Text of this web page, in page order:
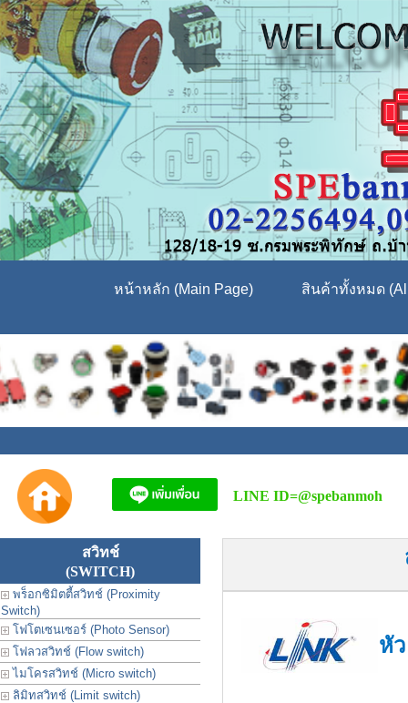
หน้าหลัก (Main Page) สินค้าทั้งหมด
LINE ID=@spebanmoh
สวิทช์
(SWITCH)
พร็อกซิมิตตี้สวิทช์ (Proximity
Switch)
โฟโตเซนเซอร์ (Photo Sensor)
โฟลวสวิทช์ (Flow switch)
ไมโครสวิทช์ (Micro switch)
ลิมิทสวิทช์ (Limit switch)
หั